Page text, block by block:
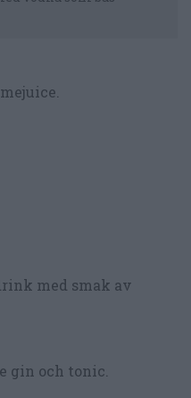
med smak av
gin och tonic.